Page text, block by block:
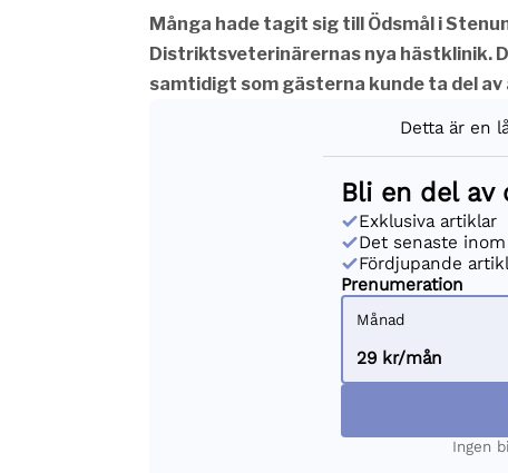
Många hade tagit sig till Ödsmål i
Distriktsveterinärernas nya hästklinik.
samtidigt som gästerna kunde ta del av